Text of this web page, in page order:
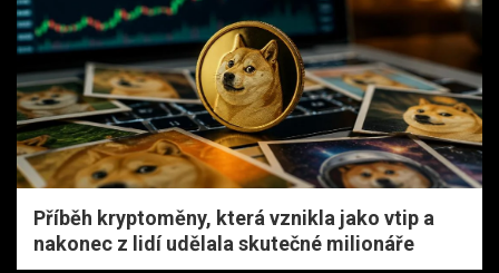
Příběh kryptoměny, která vznikla jako vtip a
nakonec z lidí udělala skutečné milionáře